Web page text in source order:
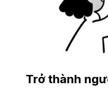
Trở thành